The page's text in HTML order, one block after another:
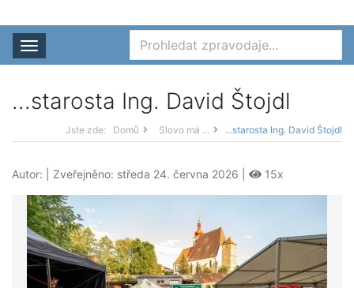
Rozbalit nabídku
...starosta Ing. David Štojdl
Jste zde: Domů Slovo má ... ...starosta Ing. David Štojdl
Autor: | Zveřejněno: středa 24. června 2026 | 15x